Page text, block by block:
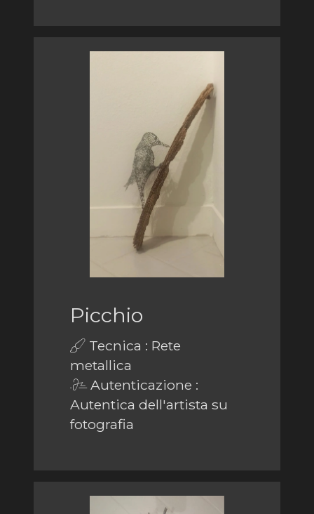
Picchio
Tecnica : Rete
metallica
Autenticazione :
Autentica dell'artista su
fotografia